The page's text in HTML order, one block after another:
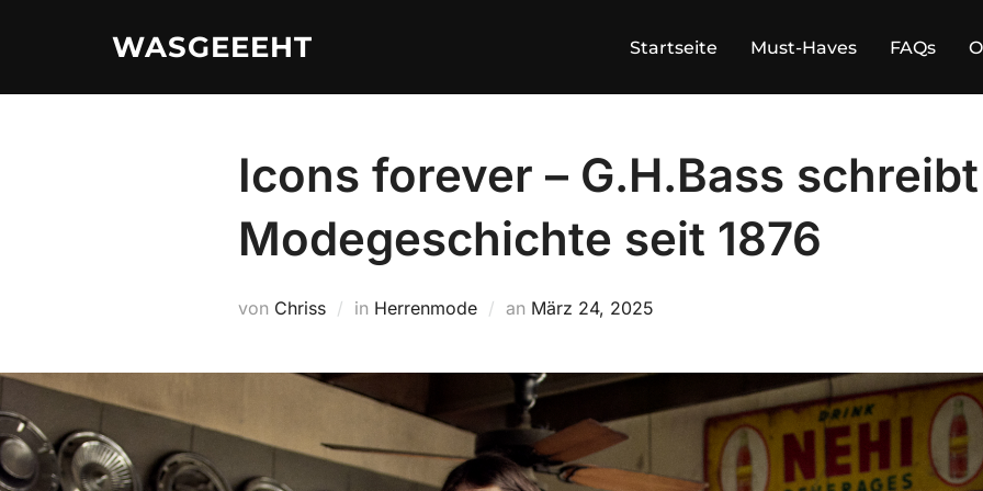
WASGEEEHT Startseite Must-Haves FAQs
Icons forever – G.H.Bass schreibt
Modegeschichte seit 1876
von Chriss in Herrenmode an Veröffentlicht
März 24, 2025